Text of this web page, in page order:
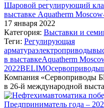
Шаровой регулирующий
выставке Aquatherm
17 января 2022
Категория: Выставки и
Теги: Регулирующая
арматураэлектроприводы
в выставкеAquatherm
2022BELIMOсервоприводы
Компания «Сервоприводы
в 26-й международной